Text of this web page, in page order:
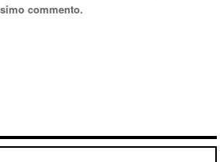
commento.